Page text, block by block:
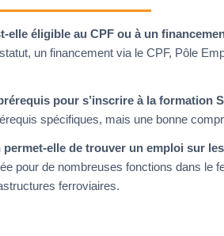
elle éligible au CPF ou à un
un financement via le CPF, Pôle
pour s’inscrire à la formation
spécifiques, mais une bonne
elle de trouver un emploi sur
pour de nombreuses fonctions dans le
ferroviaires.